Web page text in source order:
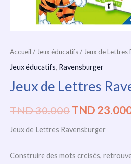
Accueil / Jeux éducatifs/ Jeux de Lettres
Jeux éducatifs, Ravensburger
Jeux de Lettres
TND30.000TND
Jeux de Lettres Ravensburger
Construire des mots croisés,